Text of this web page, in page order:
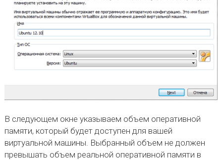
В следующем окне указываем объем оперативной
памяти, который будет доступен для вашей
виртуальной машины. Выбранный объем не должен
превышать объем реальной оперативной памяти в